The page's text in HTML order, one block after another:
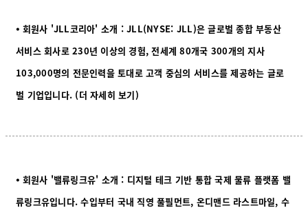
⦁ 회원사 'JLL코리아' 소개 : JLL(NYSE: JLL)은 글로벌 종합 부동산
서비스 회사로 230년 이상의 경험, 전세계 80개국 300개의 지사
103,000명의 전문인력을 토대로 고객 중심의 서비스를 제공하는 글로
벌 기업입니다. (더 자세히 보기)
⦁ 회원사 '밸류링크유' 소개 : 디지털 테크 기반 통합 국제 물류 플랫폼 밸
류링크유입니다. 수입부터 국내 직영 풀필먼트, 온디맨드 라스트마일, 수